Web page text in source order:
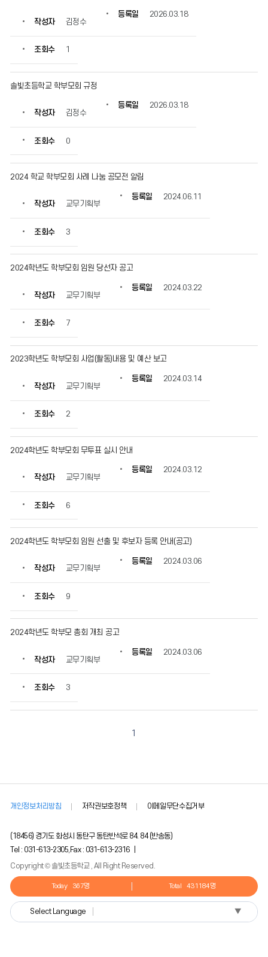
자,
록
수
니
다.
작성자 김정수
등록일 2026.03.18
조회수 1
솔빛초등학교 학부모회 규정
작성자 김정수
등록일 2026.03.18
조회수 0
2024 학교 학부모회 사례 나눔 공모전 알림
작성자 교무기획부
등록일 2024.06.11
조회수 3
2024학년도 학부모회 임원 당선자 공고
작성자 교무기획부
등록일 2024.03.22
조회수 7
2023학년도 학부모회 사업(활동)내용 및 예산 보고
작성자 교무기획부
등록일 2024.03.14
조회수 2
2024학년도 학부모회 무투표 실시 안내
작성자 교무기획부
등록일 2024.03.12
조회수 6
2024학년도 학부모회 임원 선출 및 후보자 등록 안내(공고)
작성자 교무기획부
등록일 2024.03.06
조회수 9
2024학년도 학부모 총회 개최 공고
작성자 교무기획부
등록일 2024.03.06
조회수 3
1
개인정보처리방침 저작권보호정책 이메일무단수집거부
(18456) 경기도 화성시 동탄구 동탄반석로 84. 84 (반송동)
Tel : 031-613-2305,Fax : 031-613-2316 |
Copyright © 솔빛초등학교 , All Right Reserved.
Today 367명 Total 431184명
Select Language ▼